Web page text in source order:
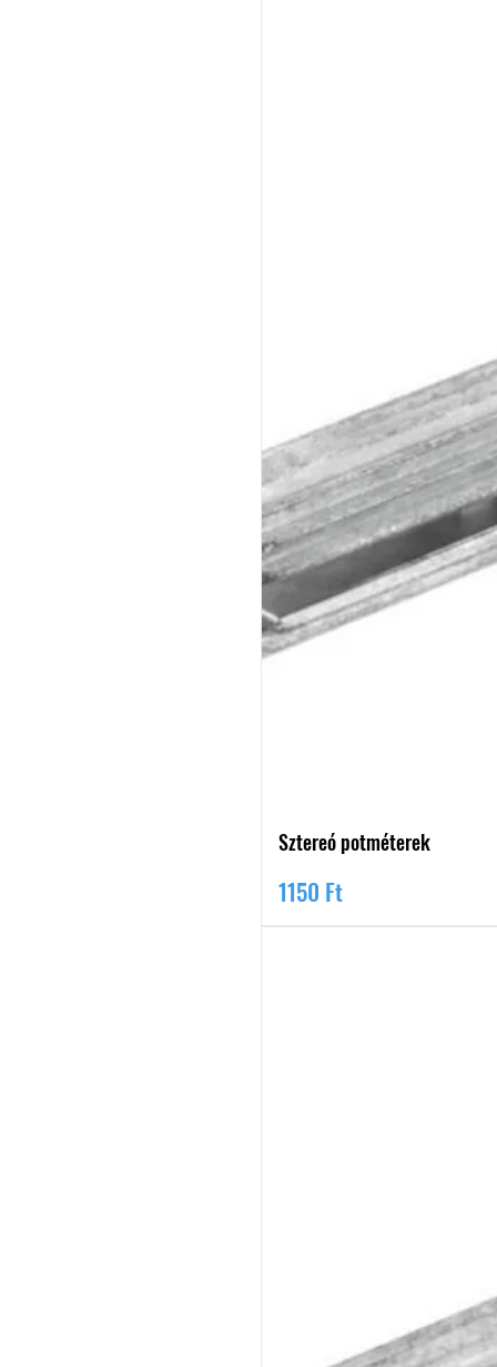
Sztereó potméterek
Ár
1150 Ft